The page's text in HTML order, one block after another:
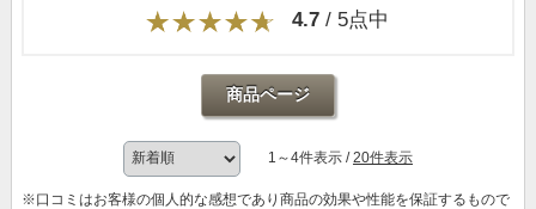
4.7 / 5点中
商品ページ
1～4件表示 /20件表示
※口コミはお客様の個人的な感想であり商品の効果や性能を保証するもので